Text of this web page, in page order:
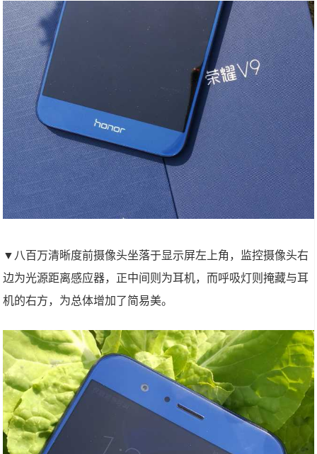
▼八百万清晰度前摄像头坐落于显示屏左上角，监控摄像头右
边为光源距离感应器，正中间则为耳机，而呼吸灯则掩藏与耳
机的右方，为总体增加了简易美。